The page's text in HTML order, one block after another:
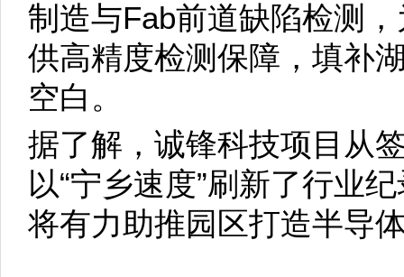
制造与Fab前道缺陷检测
供高精度检测保障，填补
空白。
据了解，诚锋科技项目从
以“宁乡速度”刷新了行业
将有力助推园区打造半导